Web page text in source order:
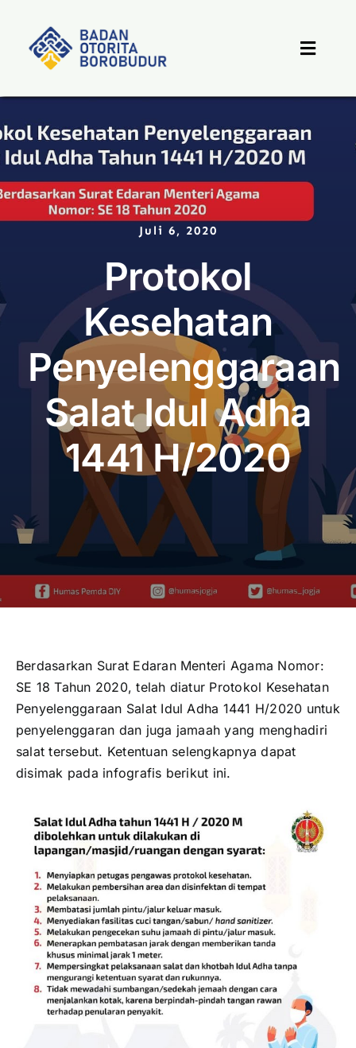
content
Toggle
Profil
Berita
Publikasi
Peta Wisata
Juli 6, 2020
Protokol
Kesehatan
Penyelenggaraan
Salat Idul Adha
1441 H/2020
Berdasarkan Surat Edaran Menteri Agama Nomor:
SE 18 Tahun 2020, telah diatur Protokol Kesehatan
Penyelenggaraan Salat Idul Adha 1441 H/2020 untuk
penyelenggaran dan juga jamaah yang menghadiri
salat tersebut. Ketentuan selengkapnya dapat
disimak pada infografis berikut ini.